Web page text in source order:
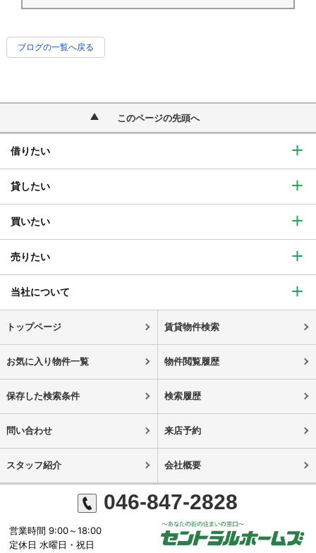
ブログの一覧へ戻る
このページの先頭へ
借りたい
貸したい
買いたい
売りたい
当社について
トップページ 賃貸物件検索
お気に入り物件一覧 物件閲覧履歴
保存した検索条件 検索履歴
問い合わせ 来店予約
スタッフ紹介 会社概要
046-847-2828
営業時間 9:00～18:00
定休日 水曜日・祝日